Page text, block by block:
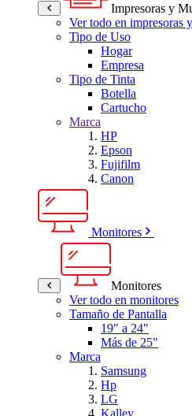
Impresoras y
Ver todo en impresoras
Tipo de Uso
Hogar
Empresa
Tipo de Tinta
Botella
Cartucho
Marca
HP
Epson
Fujifilm
Canon
Monitores
Monitores
Ver todo en monitores
Tamaño de Pantalla
19" a 24"
Más de 25"
Marca
Samsung
Hp
LG
Kalley